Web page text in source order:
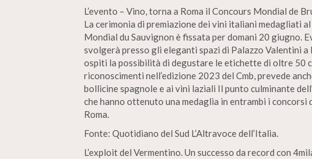
L’evento – Vino, torna a Roma il Concours Mondial de
La cerimonia di premiazione dei vini italiani medagliati
Mondial du Sauvignon è fissata per domani 20 giugno.
svolgerà presso gli eleganti spazi di Palazzo Valentini
ospiti la possibilità di degustare le etichette di oltre 50
riconoscimenti nell’edizione 2023 del Cmb, prevede
bollicine spagnole e ai vini laziali Il punto culminante
che hanno ottenuto una medaglia in entrambi i concorsi
Roma.
Fonte: Quotidiano del Sud L’Altravoce dell’Italia.
L’exploit del Vermentino. Un successo da record con